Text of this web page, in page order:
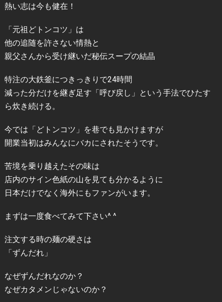
熱い志は今も健在！
「元祖どトンコツ」は
他の追随を許さない情熱と
親父さんから受け継いだ秘伝スープの結晶
特注の大鉄釜につきっきりで24時間
減った分だけを継ぎ足す「呼び戻し」という手法でひたす
ら炊き続ける。
今では「どトンコツ」を巷でも見かけますが
開業当初はみんなにバカにされたそうです。
苦境を乗り越えたその味は
店内のサイン色紙の山を見ても分かるように
日本だけでなく海外にもファンがいます。
まずは一度食べてみて下さい^ ^
注文する時の麺の硬さは
「ずんだれ」
なぜずんだれなのか？
なぜカタメンじゃないのか？